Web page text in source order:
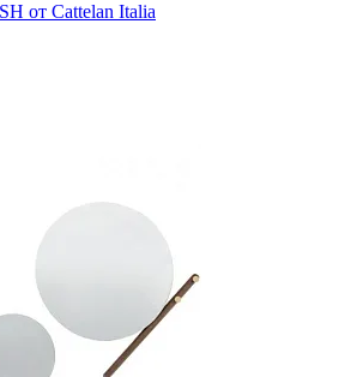
от Cattelan Italia